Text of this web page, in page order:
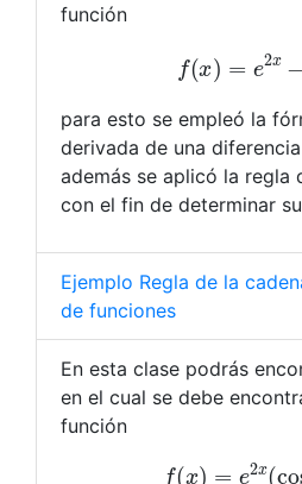
función
f x e2x
para esto se empleó la
derivada de una
además se aplicó la regla
con el fin de determinar
Ejemplo Regla de la
de funciones
En esta clase podrás
en el cual se debe
función
(x = x(cos